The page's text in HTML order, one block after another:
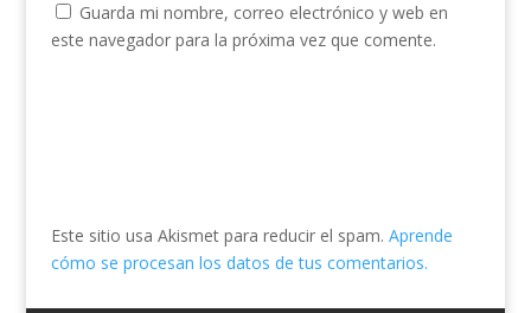
Guarda mi nombre, correo electrónico y web en
este navegador para la próxima vez que comente.
Este sitio usa Akismet para reducir el spam. Aprende
cómo se procesan los datos de tus comentarios.